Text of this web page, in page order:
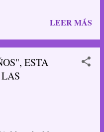
a punto de caer
LEER MÁS
ESTA